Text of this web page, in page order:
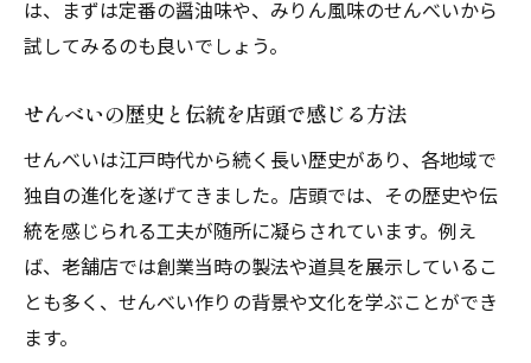
は、まずは定番の醤油味や、みりん風味のせんべいから
試してみるのも良いでしょう。
せんべいの歴史と伝統を店頭で感じる方法
せんべいは江戸時代から続く長い歴史があり、各地域で
独自の進化を遂げてきました。店頭では、その歴史や伝
統を感じられる工夫が随所に凝らされています。例え
ば、老舗店では創業当時の製法や道具を展示しているこ
とも多く、せんべい作りの背景や文化を学ぶことができ
ます。